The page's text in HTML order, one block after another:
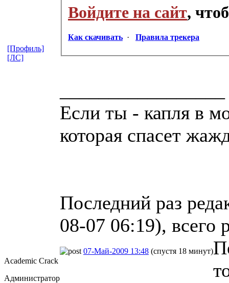
Войдите на сайт,
Как скачивать · Правила трекера
Если ты - капля в
которая спасет
Последний раз
08-07 06:19), всего
[Профиль]
[ЛС]
Academic Crack
Администратор
07-Май-2009 13:48 (спустя 18 минут)